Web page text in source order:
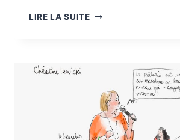
LIRE LA SUITEINTERVIEW